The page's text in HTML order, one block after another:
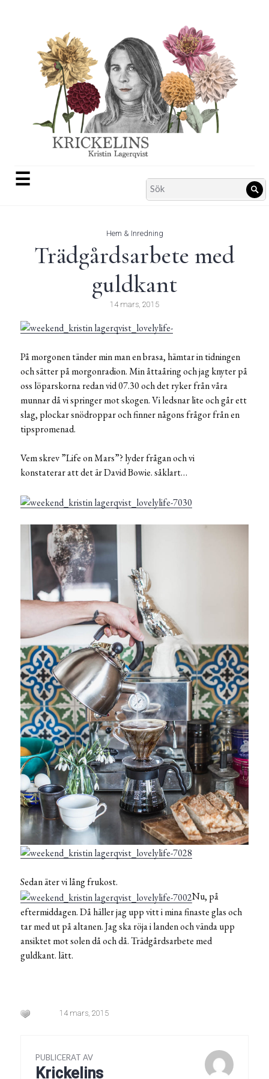
☰
Search
for:
Hem & Inredning
Trädgårdsarbete med
guldkant
14 mars, 2015
På morgonen tänder min man en brasa, hämtar in tidningen
och sätter på morgonradion. Min åttaåring och jag knyter på
oss löparskorna redan vid 07.30 och det ryker från våra
munnar då vi springer mot skogen. Vi ledsnar lite och går ett
slag, plockar snödroppar och finner någons frågor från en
tipspromenad.
Vem skrev ”Life on Mars”? lyder frågan och vi
konstaterar att det är David Bowie. såklart…
Sedan äter vi lång frukost.
Nu, på
eftermiddagen. Då häller jag upp vitt i mina finaste glas och
tar med ut på altanen. Jag ska röja i landen och vända upp
ansiktet mot solen då och då. Trädgårdsarbete med
guldkant. lätt.
14 mars, 2015
PUBLICERAT AV
Krickelins